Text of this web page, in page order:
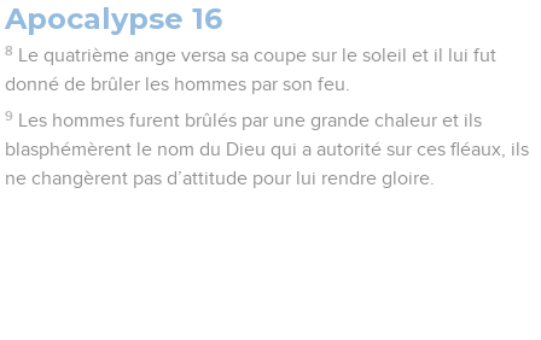
Apocalypse 16
8
Le quatrième ange versa sa coupe sur le soleil et il lui fut
donné de brûler les hommes par son feu.
9
Les hommes furent brûlés par une grande chaleur et ils
blasphémèrent le nom du Dieu qui a autorité sur ces fléaux, ils
ne changèrent pas d’attitude pour lui rendre gloire.